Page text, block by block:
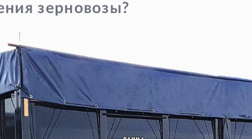
зерновозы?